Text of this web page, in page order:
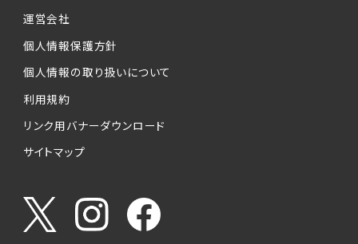
個人情報の第三者への提供について
当社は、以下の提供先に対して個人情報を提供
します。
(1)お客様が求人応募フォームより個人情報を
送信した事業主（広告主）への提供
お客様が求職活動・応募等を行った企業による
うやりとり・情報提供（採否・合否の検討を含み
ます）
運営会社
個人情報保護方針
個人情報の取り扱いについて
利用規約
リンク用バナーダウンロード
サイトマップ